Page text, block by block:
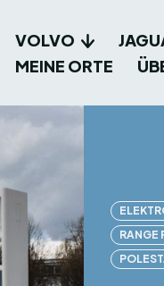
VOLVO
MEINE ORTE
RANGE